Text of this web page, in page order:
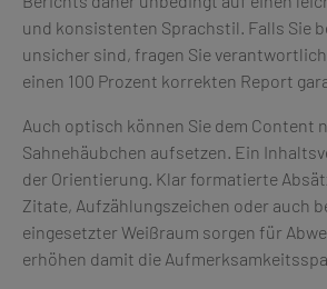
und konsistenten Sprachstil. Falls Sie
unsicher sind, fragen Sie
einen 100 Prozent korrekten Report
Auch optisch können Sie dem Content
Sahnehäubchen aufsetzen. Ein
der Orientierung. Klar formatierte
Zitate, Aufzählungszeichen oder auch
eingesetzter Weißraum sorgen für
erhöhen damit die